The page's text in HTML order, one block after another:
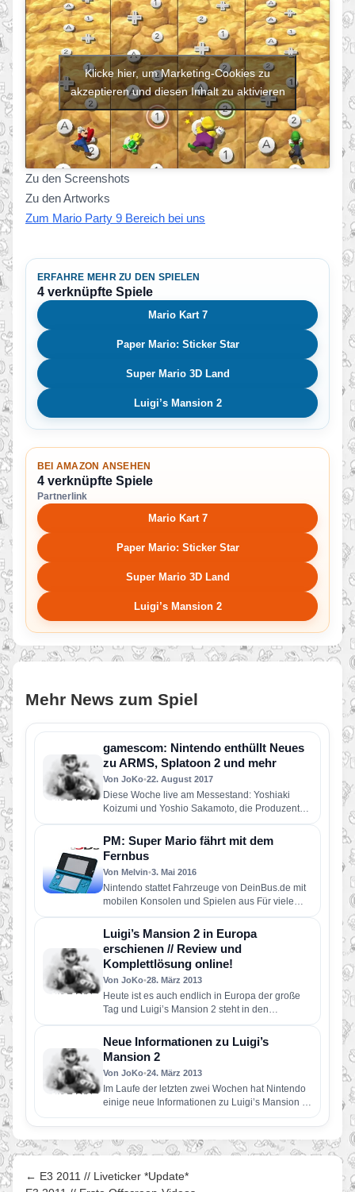
Klicke hier, um Marketing-Cookies zu
akzeptieren und diesen Inhalt zu aktivieren
Zu den Screenshots
Zu den Artworks
Zum Mario Party 9 Bereich bei uns
ERFAHRE MEHR ZU DEN SPIELEN
4 verknüpfte Spiele
Mario Kart 7
Paper Mario: Sticker Star
Super Mario 3D Land
Luigi’s Mansion 2
BEI AMAZON ANSEHEN
4 verknüpfte Spiele
Partnerlink
Mario Kart 7
Paper Mario: Sticker Star
Super Mario 3D Land
Luigi’s Mansion 2
Mehr News zum Spiel
gamescom: Nintendo enthüllt Neues
zu ARMS, Splatoon 2 und mehr
Von JoKo•22. August 2017
Diese Woche live am Messestand: Yoshiaki
Koizumi und Yoshio Sakamoto, die Produzenten
von Super Mario Odyssey und Metroid…
PM: Super Mario fährt mit dem
Fernbus
Von Melvin•3. Mai 2016
Nintendo stattet Fahrzeuge von DeinBus.de mit
mobilen Konsolen und Spielen aus Für viele
Passagiere von DeinBus.de vergeht die…
Luigi’s Mansion 2 in Europa
erschienen // Review und
Komplettlösung online!
Von JoKo•28. März 2013
Heute ist es auch endlich in Europa der große
Tag und Luigi’s Mansion 2 steht in den
Regalen…
Neue Informationen zu Luigi’s
Mansion 2
Von JoKo•24. März 2013
Im Laufe der letzten zwei Wochen hat Nintendo
einige neue Informationen zu Luigi’s Mansion 2
veröffentlicht. So wird…
← E3 2011 // Liveticker *Update*